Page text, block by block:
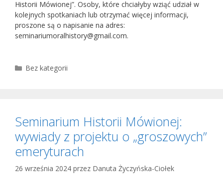
Historii Mówionej”. Osoby, które chciałyby wziąć udział w
kolejnych spotkaniach lub otrzymać więcej informacji,
proszone są o napisanie na adres:
seminariumoralhistory@gmail.com.
Kategorie
Bez kategorii
Seminarium Historii Mówionej:
wywiady z projektu o „groszowych”
emeryturach
26 września 2024 przez Danuta Życzyńska-Ciołek